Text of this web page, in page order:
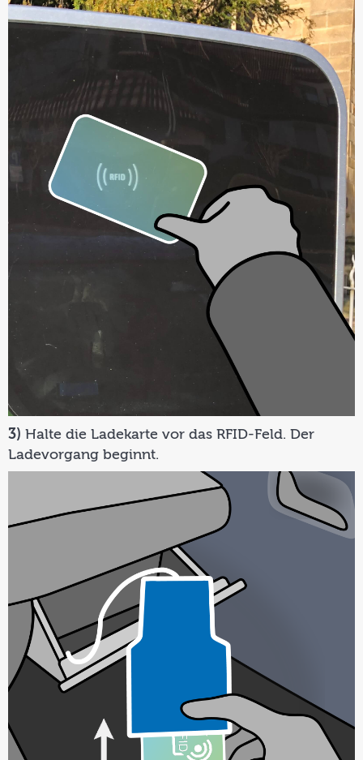
3) Halte die Ladekarte vor das RFID-Feld. Der
Ladevorgang beginnt.